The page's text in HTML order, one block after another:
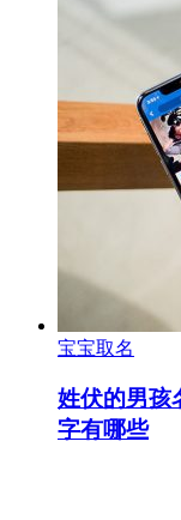
宝宝取名
姓伏的男孩
字有哪些